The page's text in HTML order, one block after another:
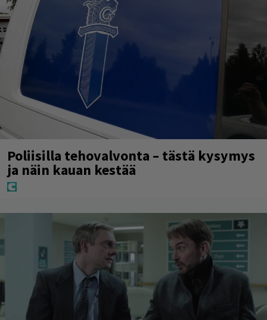
Poliisilla tehovalvonta – tästä kysymys
ja näin kauan kestää